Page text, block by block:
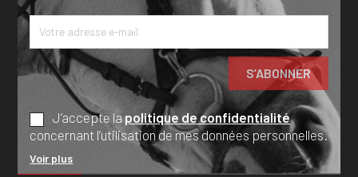
J’accepte lapolitique de confidentialité
concernant l’utilisation de mes données personnelles.
Voir plus